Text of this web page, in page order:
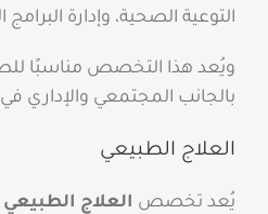
التوعية الصحية، وإدارة
ويُعد هذا التخصص مناسبًا
بالجانب المجتمعي والإداري
العلاج الطبيعي
يُعد تخصص العلاج الطبيعي